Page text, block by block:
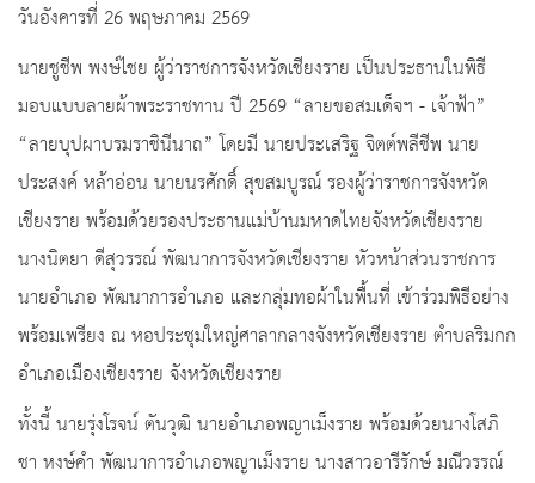
วันอังคารที่ 26 พฤษภาคม 2569
นายชูชีพ พงษ์ไชย ผู้ว่าราชการจังหวัดเชียงราย เป็นประธานในพิธี
มอบแบบลายผ้าพระราชทาน ปี 2569 “ลายขอสมเด็จฯ - เจ้าฟ้า”
“ลายบุปผาบรมราชินีนาถ” โดยมี นายประเสริฐ จิตต์พลีชีพ นาย
ประสงค์ หล้าอ่อน นายนรศักดิ์ สุขสมบูรณ์ รองผู้ว่าราชการจังหวัด
เชียงราย พร้อมด้วยรองประธานแม่บ้านมหาดไทยจังหวัดเชียงราย
นางนิตยา ดีสุวรรณ์ พัฒนาการจังหวัดเชียงราย หัวหน้าส่วนราชการ
นายอำเภอ พัฒนาการอำเภอ และกลุ่มทอผ้าในพื้นที่ เข้าร่วมพิธีอย่าง
พร้อมเพรียง ณ หอประชุมใหญ่ศาลากลางจังหวัดเชียงราย ตำบลริมกก
อำเภอเมืองเชียงราย จังหวัดเชียงราย
ทั้งนี้ นายรุ่งโรจน์ ตันวุฒิ นายอำเภอพญาเม็งราย พร้อมด้วยนางโสภิ
ชา หงษ์คำ พัฒนาการอำเภอพญาเม็งราย นางสาวอารีรักษ์ มณีวรรณ์